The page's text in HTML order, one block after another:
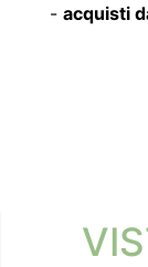
- acquisti